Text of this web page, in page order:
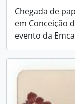
Chegada de
em Conceição
evento da